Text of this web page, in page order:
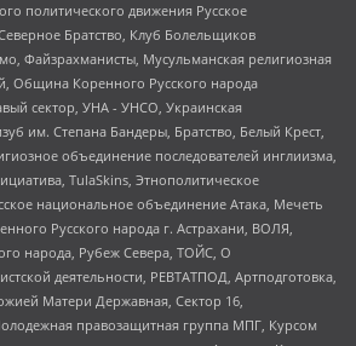
политического движения Русское
Братство, Клуб Болельщиков
Файзрахманисты, Мусульманская религиозная
Община Коренного Русского народа
сектор, УНА - УНСО, Украинская
им. Степана Бандеры, Братство, Белый Крест,
объединение последователей инглиизма,
TulaSkins, Этнополитическое
национальное объединение Атака, Мечеть
Русского народа г. Астрахани, ВОЛЯ,
народа, Рубеж Севера, ТОЙС, О
деятельности, РЕВТАТПОД, Артподготовка,
Матери Державная, Сектор 16,
правозащитная группа МПГ, Курсом